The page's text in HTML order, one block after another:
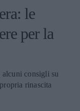
le
per la
alcuni consigli su
rinascita